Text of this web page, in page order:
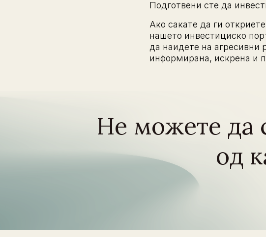
Подготвени сте да
Ако сакате да ги
нашето инвестициско
да наидете на агресивни
информирана, искрена и
Не можете да
од